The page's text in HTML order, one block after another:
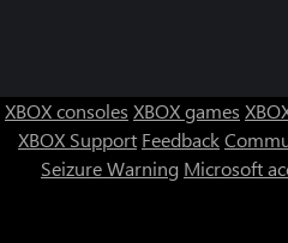
XBOX consoles XBOX games
XBOX Support Feedback
Seizure Warning Microsoft